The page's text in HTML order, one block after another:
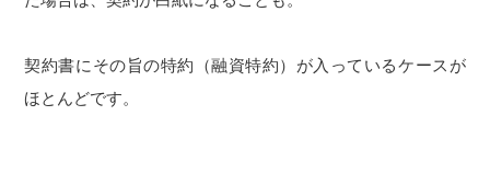
契約書にその旨の特約（融資特約）が入っているケースが
ほとんどです。